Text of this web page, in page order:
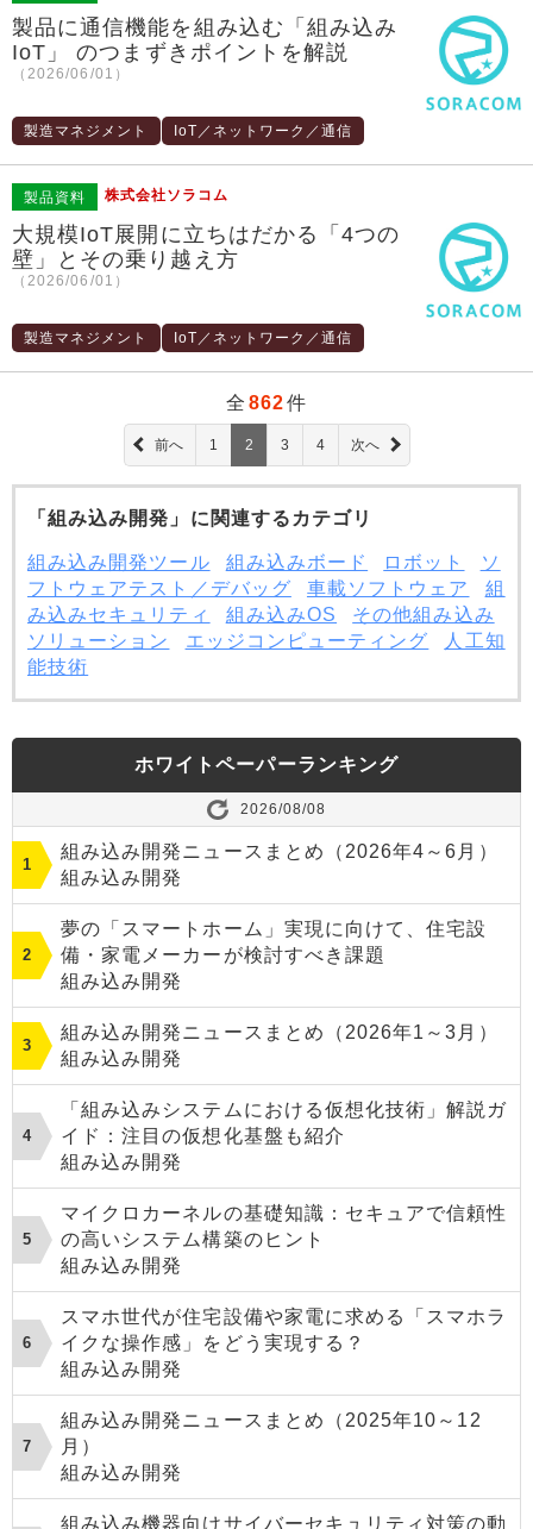
製品に通信機能を組み込む「組み込み
IoT」 のつまずきポイントを解説
（2026/06/01）
製造マネジメント IoT／ネットワーク／通信
製品資料 株式会社ソラコム
大規模IoT展開に立ちはだかる「4つの
壁」とその乗り越え方
（2026/06/01）
製造マネジメント IoT／ネットワーク／通信
全 862件
前へ 1 2 3 4 次へ
「組み込み開発」に関連するカテゴリ
組み込み開発ツール 組み込みボード ロボット
ソ
フトウェアテスト／デバッグ
車載ソフトウェア
組
み込みセキュリティ
組み込みOS
その他組み込み
ソリューション
エッジコンピューティング
人工知
能技術
ホワイトペーパーランキング
2026/08/08
組み込み開発ニュースまとめ（2026年4～6月）
組み込み開発
夢の「スマートホーム」実現に向けて、住宅設
備・家電メーカーが検討すべき課題
組み込み開発
組み込み開発ニュースまとめ（2026年1～3月）
組み込み開発
「組み込みシステムにおける仮想化技術」解説ガ
イド：注目の仮想化基盤も紹介
組み込み開発
マイクロカーネルの基礎知識：セキュアで信頼性
の高いシステム構築のヒント
組み込み開発
スマホ世代が住宅設備や家電に求める「スマホラ
イクな操作感」をどう実現する？
組み込み開発
組み込み開発ニュースまとめ（2025年10～12
月）
組み込み開発
組み込み機器向けサイバーセキュリティ対策の動